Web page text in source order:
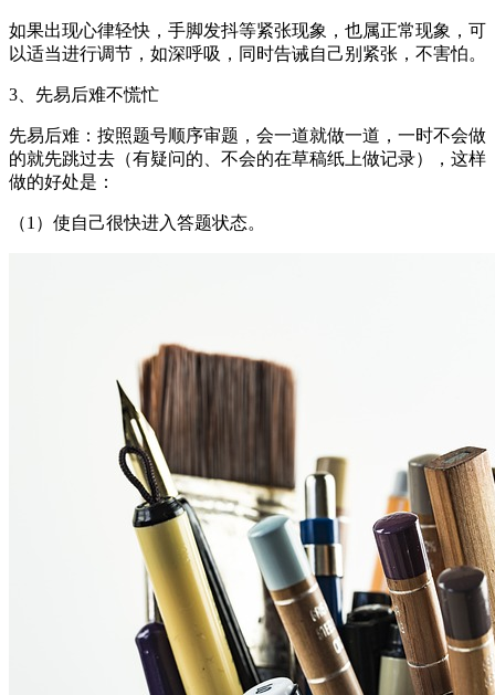
如果出现心律轻快，手脚发抖等紧张现象，也属正常现象，可
以适当进行调节，如深呼吸，同时告诫自己别紧张，不害怕。
3、先易后难不慌忙
先易后难：按照题号顺序审题，会一道就做一道，一时不会做
的就先跳过去（有疑问的、不会的在草稿纸上做记录），这样
做的好处是：
（1）使自己很快进入答题状态。